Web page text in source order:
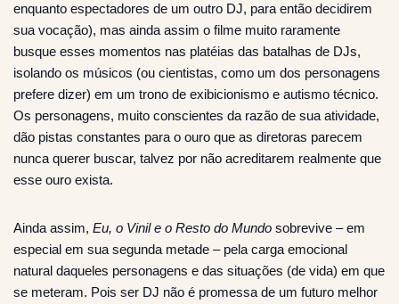
enquanto espectadores de um outro DJ, para então decidirem
sua vocação), mas ainda assim o filme muito raramente
busque esses momentos nas platéias das batalhas de DJs,
isolando os músicos (ou cientistas, como um dos personagens
prefere dizer) em um trono de exibicionismo e autismo técnico.
Os personagens, muito conscientes da razão de sua atividade,
dão pistas constantes para o ouro que as diretoras parecem
nunca querer buscar, talvez por não acreditarem realmente que
esse ouro exista.
Ainda assim, Eu, o Vinil e o Resto do Mundo sobrevive – em
especial em sua segunda metade – pela carga emocional
natural daqueles personagens e das situações (de vida) em que
se meteram. Pois ser DJ não é promessa de um futuro melhor